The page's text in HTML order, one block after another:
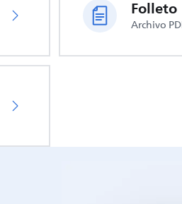
Folleto
Archivo